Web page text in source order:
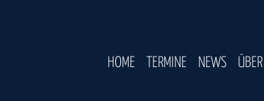
HOME TERMINE NEWS ÜBER